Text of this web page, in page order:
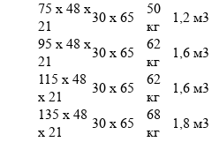
75 х 48 х
21
30 х 65
50
кг
1,2 м3
95 х 48 х
21
30 х 65
62
кг
1,6 м3
115 х 48
х 21
30 х 65
62
кг
1,6 м3
135 х 48
х 21
30 х 65
68
кг
1,8 м3